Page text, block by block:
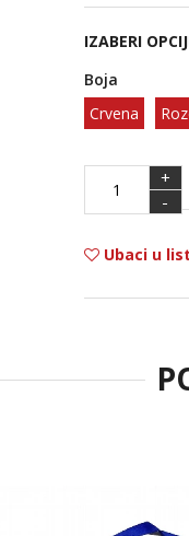
IZABERI
Boja
Crvena
+
-
Ubaci u